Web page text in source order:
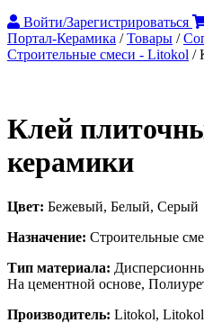
Войти/Зарегистрироваться
Портал-Керамика /Товары /
Строительные смеси - Litokol /
Клей
керамики
Цвет: Бежевый, Белый, Серый
Назначение: Строительные
Тип материала:
На цементной основе,
Производитель: Litokol, Litokol